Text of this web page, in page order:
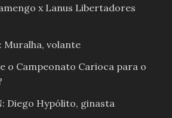
x Lanus Libertadores
Muralha, volante
o Campeonato Carioca para o
Diego Hypólito, ginasta